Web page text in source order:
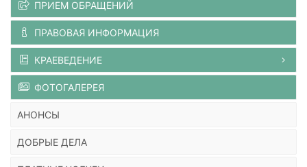
ПРИЕМ ОБРАЩЕНИЙ
ПРАВОВАЯ ИНФОРМАЦИЯ
КРАЕВЕДЕНИЕ
ФОТОГАЛЕРЕЯ
АНОНСЫ
ДОБРЫЕ ДЕЛА